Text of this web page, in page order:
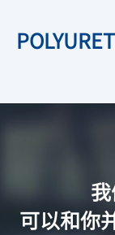
可以和你